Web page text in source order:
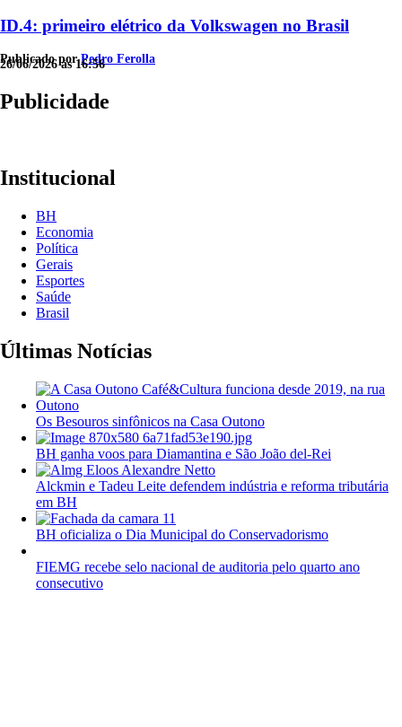
ID.4: primeiro elétrico da Volkswagen no Brasil
Publicado porPedro Ferolla
26/06/2026 às 16:56
Publicidade
Institucional
BH
Economia
Política
Gerais
Esportes
Saúde
Brasil
Últimas Notícias
Os Besouros sinfônicos na Casa Outono
BH ganha voos para Diamantina e São João del-Rei
Alckmin e Tadeu Leite defendem indústria e reforma tributária
em BH
BH oficializa o Dia Municipal do Conservadorismo
FIEMG recebe selo nacional de auditoria pelo quarto ano
consecutivo